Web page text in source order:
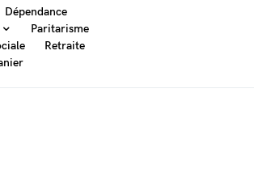
Dépendance
Paritarisme
Retraite